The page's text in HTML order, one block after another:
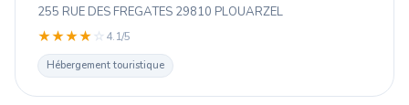
255 RUE DES FREGATES 29810 PLOUARZEL
★★★★ ☆ 4.1/5
Hébergement touristique